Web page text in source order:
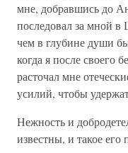
мне, добравшись до
последовал за мной
чем в глубине души
когда я после своего
расточал мне
усилий, чтобы
Нежность и
известны, и такое его